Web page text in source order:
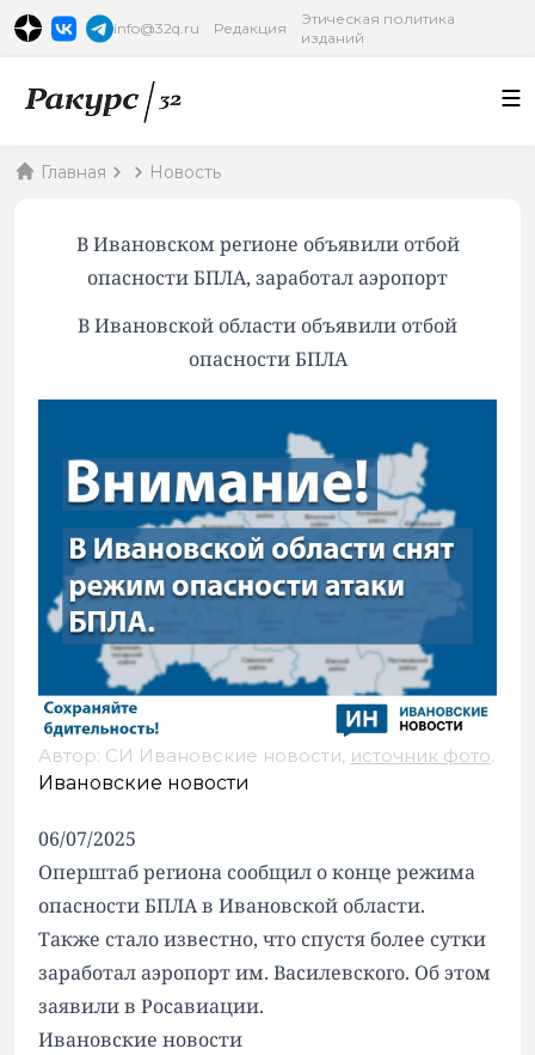
info@32q.ru Редакция
Этическая политика
изданий
Главная Новость
В Ивановском регионе объявили отбой
опасности БПЛА, заработал аэропорт
В Ивановской области объявили отбой
опасности БПЛА
Автор: СИ Ивановские новости, источник фото.
Ивановские новости
06/07/2025
Оперштаб региона сообщил о конце режима
опасности БПЛА в Ивановской области.
Также стало известно, что спустя более сутки
заработал аэропорт им. Василевского. Об этом
заявили в Росавиации.
Ивановские новости